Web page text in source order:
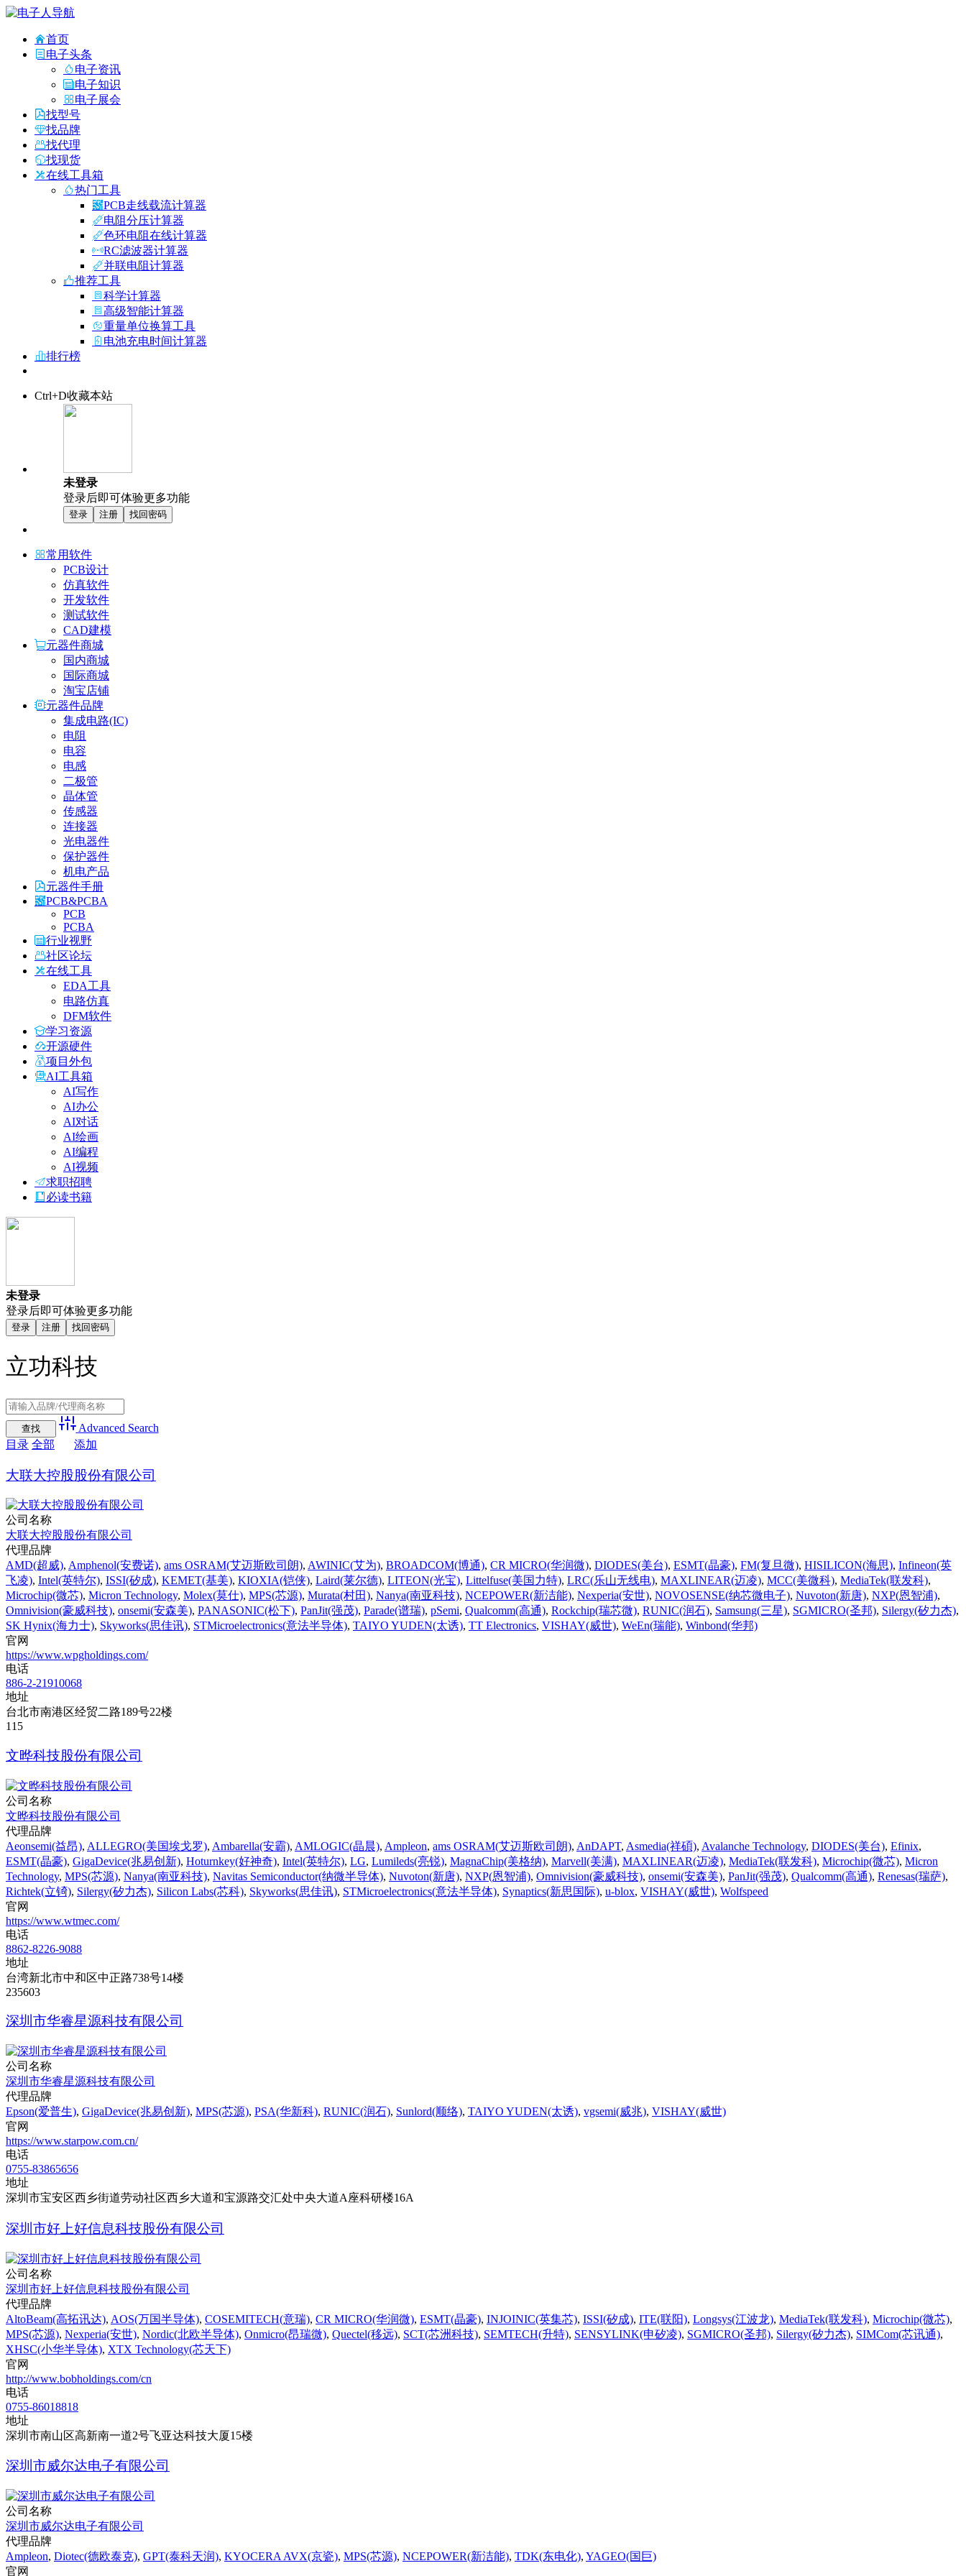
首页
电子头条
电子资讯
电子知识
电子展会
找型号
找品牌
找代理
找现货
在线工具箱
热门工具
PCB走线载流计算器
电阻分压计算器
色环电阻在线计算器
RC滤波器计算器
并联电阻计算器
推荐工具
科学计算器
高级智能计算器
重量单位换算工具
电池充电时间计算器
排行榜
Ctrl+D收藏本站
未登录
登录后即可体验更多功能
登录 注册 找回密码
常用软件
PCB设计
仿真软件
开发软件
测试软件
CAD建模
元器件商城
国内商城
国际商城
淘宝店铺
元器件品牌
集成电路(IC)
电阻
电容
电感
二极管
晶体管
传感器
连接器
光电器件
保护器件
机电产品
元器件手册
PCB&PCBA
PCB
PCBA
行业视野
社区论坛
在线工具
EDA工具
电路仿真
DFM软件
学习资源
开源硬件
项目外包
AI工具箱
AI写作
AI办公
AI对话
AI绘画
AI编程
AI视频
求职招聘
必读书籍
未登录
登录后即可体验更多功能
登录 注册 找回密码
立功科技
Advanced Search
目录 全部 添加
大联大控股股份有限公司
公司名称
大联大控股股份有限公司
代理品牌
AMD(超威), Amphenol(安费诺), ams OSRAM(艾迈斯欧司朗), AWINIC(艾为), BROADCOM(博通), CR MICRO(华润微), DIODES(美台), ESMT(晶豪), FM(复旦微), HISILICON(海思), Infineon(英
飞凌), Intel(英特尔), ISSI(矽成), KEMET(基美), KIOXIA(铠侠), Laird(莱尔德), LITEON(光宝), Littelfuse(美国力特), LRC(乐山无线电), MAXLINEAR(迈凌), MCC(美微科), MediaTek(联发科),
Microchip(微芯), Micron Technology, Molex(莫仕), MPS(芯源), Murata(村田), Nanya(南亚科技), NCEPOWER(新洁能), Nexperia(安世), NOVOSENSE(纳芯微电子), Nuvoton(新唐), NXP(恩智浦),
Omnivision(豪威科技), onsemi(安森美), PANASONIC(松下), PanJit(强茂), Parade(谱瑞), pSemi, Qualcomm(高通), Rockchip(瑞芯微), RUNIC(润石), Samsung(三星), SGMICRO(圣邦), Silergy(矽力杰),
SK Hynix(海力士), Skyworks(思佳讯), STMicroelectronics(意法半导体), TAIYO YUDEN(太诱), TT Electronics, VISHAY(威世), WeEn(瑞能), Winbond(华邦)
官网
https://www.wpgholdings.com/
电话
886-2-21910068
地址
台北市南港区经贸二路189号22楼
115‌
文晔科技股份有限公司
公司名称
文晔科技股份有限公司
代理品牌
Aeonsemi(益昂), ALLEGRO(美国埃戈罗), Ambarella(安霸), AMLOGIC(晶晨), Ampleon, ams OSRAM(艾迈斯欧司朗), AnDAPT, Asmedia(祥碩), Avalanche Technology, DIODES(美台), Efinix,
ESMT(晶豪), GigaDevice(兆易创新), Hoturnkey(好神奇), Intel(英特尔), LG, Lumileds(亮锐), MagnaChip(美格纳), Marvell(美满), MAXLINEAR(迈凌), MediaTek(联发科), Microchip(微芯), Micron
Technology, MPS(芯源), Nanya(南亚科技), Navitas Semiconductor(纳微半导体), Nuvoton(新唐), NXP(恩智浦), Omnivision(豪威科技), onsemi(安森美), PanJit(强茂), Qualcomm(高通), Renesas(瑞萨),
Richtek(立锜), Silergy(矽力杰), Silicon Labs(芯科), Skyworks(思佳讯), STMicroelectronics(意法半导体), Synaptics(新思国际), u-blox, VISHAY(威世), Wolfspeed
官网
https://www.wtmec.com/
电话
8862-8226-9088
地址
台湾新北市中和区中正路738号14楼
235603
深圳市华睿星源科技有限公司
公司名称
深圳市华睿星源科技有限公司
代理品牌
Epson(爱普生), GigaDevice(兆易创新), MPS(芯源), PSA(华新科), RUNIC(润石), Sunlord(顺络), TAIYO YUDEN(太诱), vgsemi(威兆), VISHAY(威世)
官网
https://www.starpow.com.cn/
电话
0755-83865656
地址
深圳市宝安区西乡街道劳动社区西乡大道和宝源路交汇处中央大道A座科研楼16A
深圳市好上好信息科技股份有限公司
公司名称
深圳市好上好信息科技股份有限公司
代理品牌
AltoBeam(高拓讯达), AOS(万国半导体), COSEMITECH(意瑞), CR MICRO(华润微), ESMT(晶豪), INJOINIC(英集芯), ISSI(矽成), ITE(联阳), Longsys(江波龙), MediaTek(联发科), Microchip(微芯),
MPS(芯源), Nexperia(安世), Nordic(北欧半导体), Onmicro(昂瑞微), Quectel(移远), SCT(芯洲科技), SEMTECH(升特), SENSYLINK(申矽凌), SGMICRO(圣邦), Silergy(矽力杰), SIMCom(芯讯通),
XHSC(小华半导体), XTX Technology(芯天下)
官网
http://www.bobholdings.com/cn
电话
0755-86018818
地址
深圳市南山区高新南一道2号飞亚达科技大厦15楼
深圳市威尔达电子有限公司
公司名称
深圳市威尔达电子有限公司
代理品牌
Ampleon, Diotec(德欧泰克), GPT(泰科天润), KYOCERA AVX(京瓷), MPS(芯源), NCEPOWER(新洁能), TDK(东电化), YAGEO(国巨)
官网